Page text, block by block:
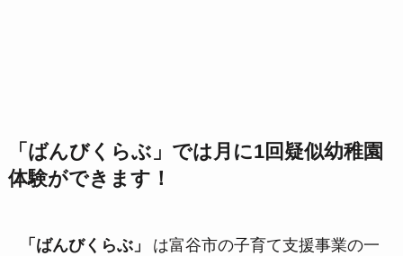
「ばんびくらぶ」では月に1回疑似幼稚園
体験ができます！
「ばんびくらぶ」
は富谷市の子育て支援事業の一